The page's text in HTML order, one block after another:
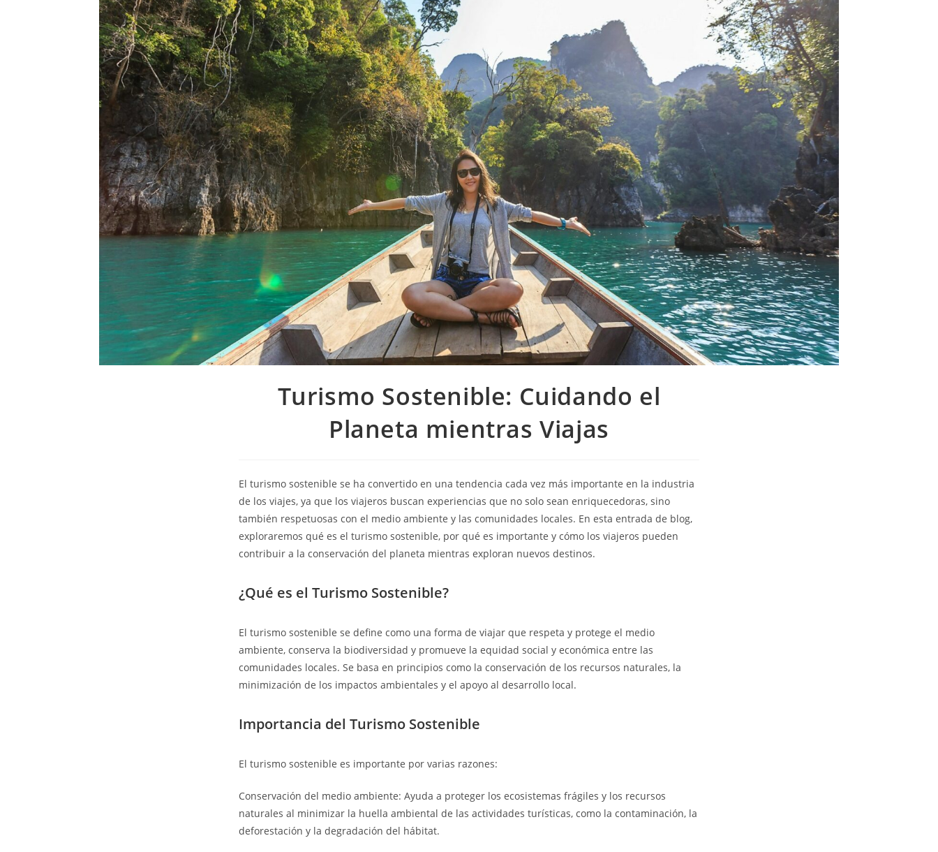
Turismo Sostenible: Cuidando el
Planeta mientras Viajas
El turismo sostenible se ha convertido en una tendencia cada vez más importante en la industria
de los viajes, ya que los viajeros buscan experiencias que no solo sean enriquecedoras, sino
también respetuosas con el medio ambiente y las comunidades locales. En esta entrada de blog,
exploraremos qué es el turismo sostenible, por qué es importante y cómo los viajeros pueden
contribuir a la conservación del planeta mientras exploran nuevos destinos.
¿Qué es el Turismo Sostenible?
El turismo sostenible se define como una forma de viajar que respeta y protege el medio
ambiente, conserva la biodiversidad y promueve la equidad social y económica entre las
comunidades locales. Se basa en principios como la conservación de los recursos naturales, la
minimización de los impactos ambientales y el apoyo al desarrollo local.
Importancia del Turismo Sostenible
El turismo sostenible es importante por varias razones:
Conservación del medio ambiente: Ayuda a proteger los ecosistemas frágiles y los recursos
naturales al minimizar la huella ambiental de las actividades turísticas, como la contaminación, la
deforestación y la degradación del hábitat.